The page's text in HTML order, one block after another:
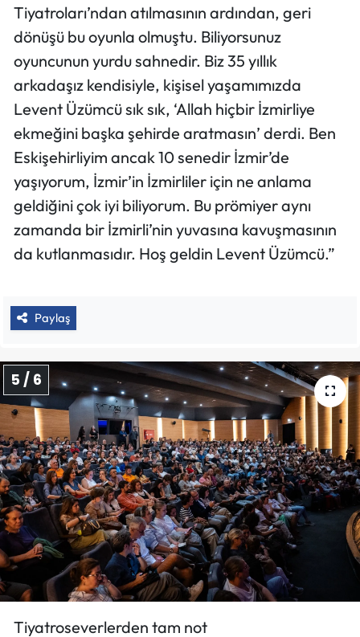
Tiyatroları’ndan atılmasının ardından, geri
dönüşü bu oyunla olmuştu. Biliyorsunuz
oyuncunun yurdu sahnedir. Biz 35 yıllık
arkadaşız kendisiyle, kişisel yaşamımızda
Levent Üzümcü sık sık, ‘Allah hiçbir İzmirliye
ekmeğini başka şehirde aratmasın’ derdi. Ben
Eskişehirliyim ancak 10 senedir İzmir’de
yaşıyorum, İzmir’in İzmirliler için ne anlama
geldiğini çok iyi biliyorum. Bu prömiyer aynı
zamanda bir İzmirli’nin yuvasına kavuşmasının
da kutlanmasıdır. Hoş geldin Levent Üzümcü.”
Paylaş
5 / 6
​​​​​​​Tiyatroseverlerden tam not